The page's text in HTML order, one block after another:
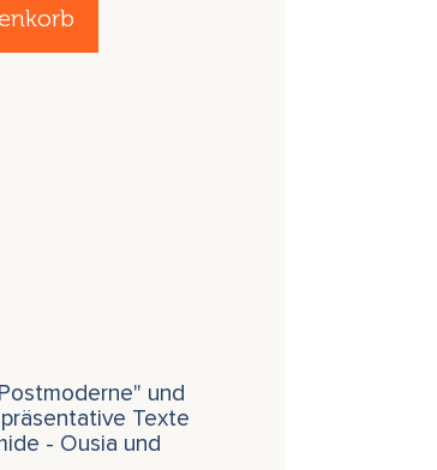
und
Texte
- Ousia und